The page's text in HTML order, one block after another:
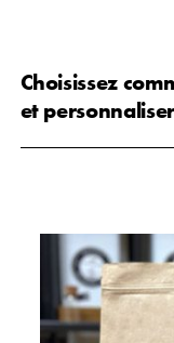
Choisissez
et